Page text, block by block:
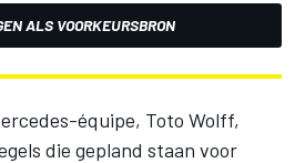
ALS VOORKEURSBRON
équipe, Toto Wolff,
die gepland staan voor